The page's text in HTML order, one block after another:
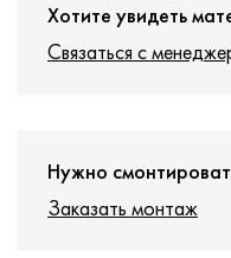
Хотите увидеть
Связаться с
Нужно
Заказать монтаж